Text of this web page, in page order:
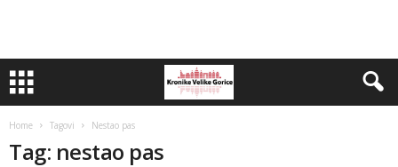
Home Tagovi Nestao pas
Tag: nestao pas